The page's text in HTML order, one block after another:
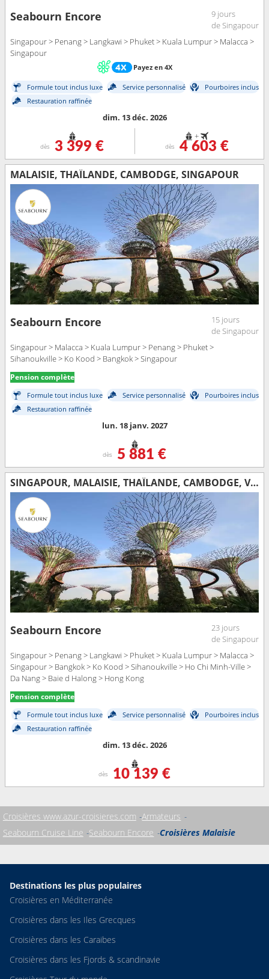
Seabourn Encore
9 jours
de Singapour
Singapour > Penang > Langkawi > Phuket > Kuala Lumpur > Malacca >
Singapour
Payez en 4X
Formule tout inclus luxe Service personnalisé
Pourboires inclus
Restauration raffinée
dim. 13 déc. 2026
dès 3 399 €
+
dès 4 603 €
MALAISIE, THAÏLANDE, CAMBODGE, SINGAPOUR
Seabourn Encore
15 jours
de Singapour
Singapour > Malacca > Kuala Lumpur > Penang > Phuket >
Sihanoukville > Ko Kood > Bangkok > Singapour
Pension complète
Formule tout inclus luxe Service personnalisé
Pourboires inclus
Restauration raffinée
lun. 18 janv. 2027
dès 5 881 €
SINGAPOUR, MALAISIE, THAÏLANDE, CAMBODGE, VIETNAM, CHINE
Seabourn Encore
23 jours
de Singapour
Singapour > Penang > Langkawi > Phuket > Kuala Lumpur > Malacca >
Singapour > Bangkok > Ko Kood > Sihanoukville > Ho Chi Minh-Ville >
Da Nang > Baie d Halong > Hong Kong
Pension complète
Formule tout inclus luxe Service personnalisé
Pourboires inclus
Restauration raffinée
dim. 13 déc. 2026
dès 10 139 €
Croisières www.azur-croisieres.com Armateurs
Seabourn Cruise Line Seabourn Encore Croisières Malaisie
Destinations les plus populaires
Croisières en Méditerranée
Croisières dans les Iles Grecques
Croisières dans les Caraibes
Croisières dans les Fjords & scandinavie